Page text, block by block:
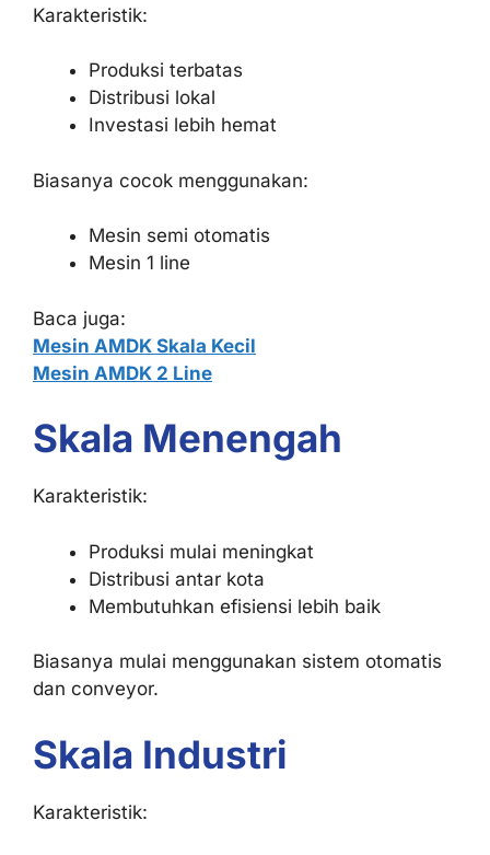
Karakteristik:
Produksi terbatas
Distribusi lokal
Investasi lebih hemat
Biasanya cocok menggunakan:
Mesin semi otomatis
Mesin 1 line
Baca juga:
Mesin AMDK Skala Kecil
Mesin AMDK 2 Line
Skala Menengah
Karakteristik:
Produksi mulai meningkat
Distribusi antar kota
Membutuhkan efisiensi lebih baik
Biasanya mulai menggunakan sistem otomatis
dan conveyor.
Skala Industri
Karakteristik: